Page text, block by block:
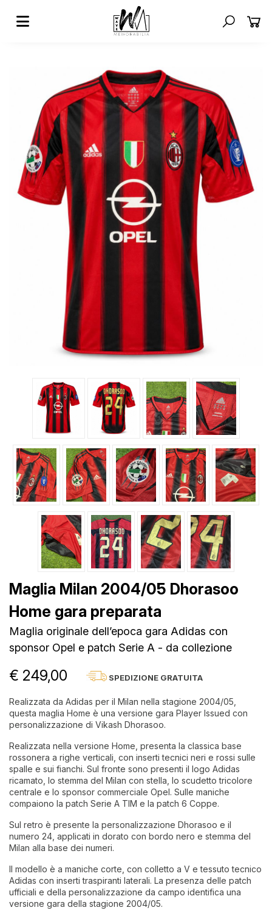
Maglia Milan 2004/05 Dhorasoo
Home gara preparata
Maglia originale dell’epoca gara Adidas con
sponsor Opel e patch Serie A - da collezione
€ 249,00 SPEDIZIONE GRATUITA
Realizzata da Adidas per il Milan nella stagione 2004/05,
questa maglia Home è una versione gara Player Issued con
personalizzazione di Vikash Dhorasoo.
Realizzata nella versione Home, presenta la classica base
rossonera a righe verticali, con inserti tecnici neri e rossi sulle
spalle e sui fianchi. Sul fronte sono presenti il logo Adidas
ricamato, lo stemma del Milan con stella, lo scudetto tricolore
centrale e lo sponsor commerciale Opel. Sulle maniche
compaiono la patch Serie A TIM e la patch 6 Coppe.
Sul retro è presente la personalizzazione Dhorasoo e il
numero 24, applicati in dorato con bordo nero e stemma del
Milan alla base dei numeri.
Il modello è a maniche corte, con colletto a V e tessuto tecnico
Adidas con inserti traspiranti laterali. La presenza delle patch
ufficiali e della personalizzazione da campo identifica una
versione gara della stagione 2004/05.